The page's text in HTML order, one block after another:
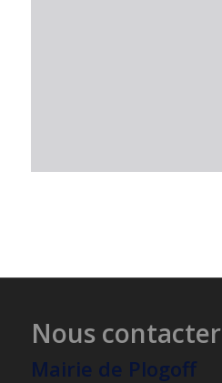
Nous contacter
Mairie de Plogoff